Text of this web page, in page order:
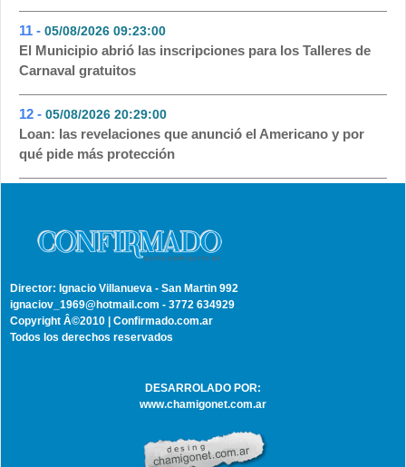
11 - 05/08/2026 09:23:00
El Municipio abrió las inscripciones para los Talleres de
Carnaval gratuitos
12 - 05/08/2026 20:29:00
Loan: las revelaciones que anunció el Americano y por
qué pide más protección
Director: Ignacio Villanueva - San Martin 992
ignaciov_1969@hotmail.com - 3772 634929
Copyright Â©2010 | Confirmado.com.ar
Todos los derechos reservados
DESARROLADO POR:
www.chamigonet.com.ar